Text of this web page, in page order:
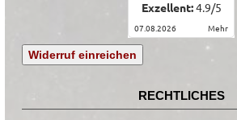
Exzellent:4.9/5
07.08.2026 mehr
Widerruf einreichen
RECHTLICHES